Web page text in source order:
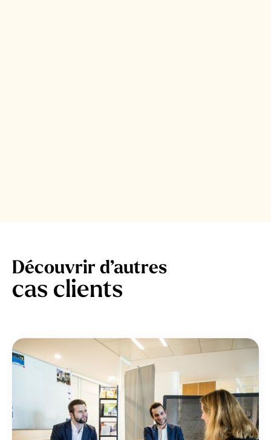
Découvrir d’autres
cas clients